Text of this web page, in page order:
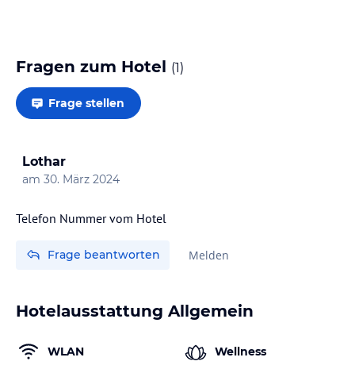
Fragen zum Hotel (1)
Frage stellen
Lothar
am 30. März 2024
Telefon Nummer vom Hotel
Frage beantworten Melden
Hotelausstattung Allgemein
WLAN Wellness